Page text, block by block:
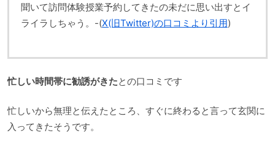
聞いて訪問体験授業予約してきたの未だに思い出すとイ
ライラしちゃう。-(X(旧Twitter)の口コミより引用)
忙しい時間帯に勧誘がきたとの口コミです
忙しいから無理と伝えたところ、すぐに終わると言って玄関に
入ってきたそうです。